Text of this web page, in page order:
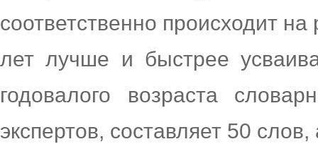
соответственно происходит
лет лучше и быстрее
годовалого возраста
экспертов, составляет 50